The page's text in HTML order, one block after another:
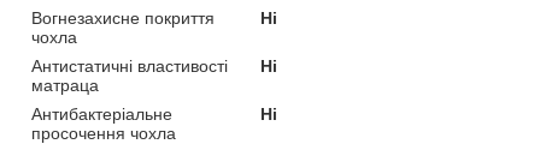
Вогнезахисне покриття
чохла
Ні
Антистатичні властивості
матраца
Ні
Антибактеріальне
просочення чохла
Ні